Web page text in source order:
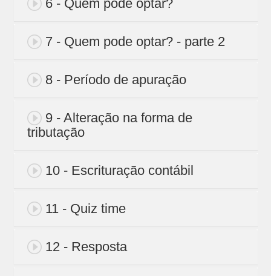
6 - Quem pode optar?
7 - Quem pode optar? - parte 2
8 - Período de apuração
9 - Alteração na forma de
tributação
10 - Escrituração contábil
11 - Quiz time
12 - Resposta